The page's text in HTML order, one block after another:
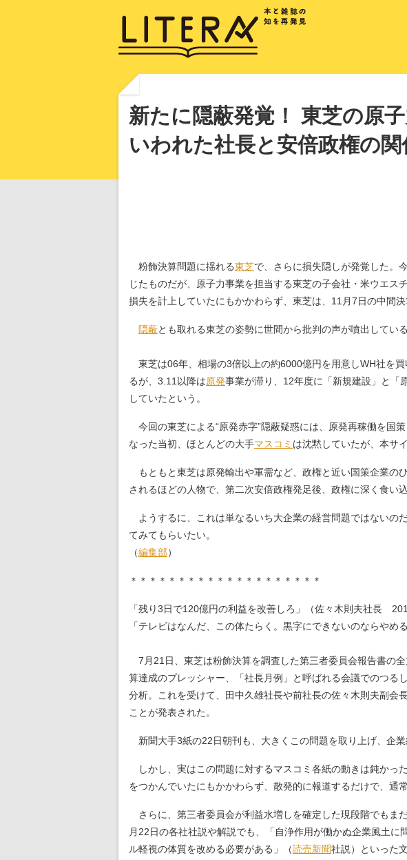
新たに隠蔽発覚！ 東芝の原
いわれた社長と安倍政権の関
粉飾決算問題に揺れる東芝で、さらに損失隠しが発覚した。
じたものだが、原子力事業を担当する東芝の子会社・米ウエ
損失を計上していたにもかかわらず、東芝は、11月7日の中間
隠蔽とも取れる東芝の姿勢に世間から批判の声が噴出している
東芝は06年、相場の3倍以上の約6000億円を用意しWH社を
るが、3.11以降は原発事業が滞り、12年度に「新規建設」と「
していたという。
今回の東芝による“原発赤字”隠蔽疑惑には、原発再稼働を国策
なった当初、ほとんどの大手マスコミ は沈黙していたが、本サ
もともと東芝は原発輸出や軍需など、政権と近い国策企業の
されるほどの人物で、第二次安倍政権発足後、政権に深く食い
ようするに、これは単なるいち大企業の経営問題ではないの
てみてもらいたい。
（編集部）
＊＊＊＊＊＊＊＊＊＊＊＊＊＊＊＊＊＊＊＊
「残り3日で120億円の利益を改善しろ」（佐々木則夫社長
「テレビはなんだ、この体たらく。黒字にできないのならや
7月21日、東芝は粉飾決算を調査した第三者委員会報告書の
算達成のプレッシャー、「社長月例」と呼ばれる会議でのつる
分析。これを受けて、田中久雄社長や前社長の佐々木則夫副
ことが発表された。
新聞大手3紙の22日朝刊も、大きくこの問題を取り上げ、企業
しかし、実はこの問題に対するマスコミ各紙の動きは鈍かっ
をつかんでいたにもかかわらず、散発的に報道するだけで、通
さらに、第三者委員会が利益水増しを確定した現段階でもま
月22日の各社社説や解説でも、「自浄作用が働かぬ企業風土
ル軽視の体質を改める必要がある」（読売新聞社説）といった